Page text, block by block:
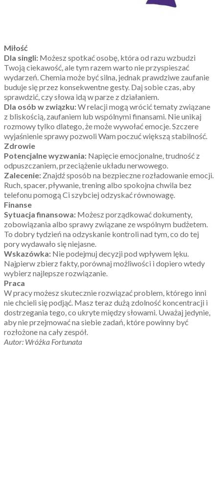
Miłość
Dla singli: Możesz spotkać osobę, która od razu wzbudzi
Twoją ciekawość, ale tym razem warto nie przyspieszać
wydarzeń. Chemia może być silna, jednak prawdziwe zaufanie
buduje się przez konsekwentne gesty. Daj sobie czas, aby
sprawdzić, czy słowa idą w parze z działaniem.
Dla osób w związku:W relacji mogą wrócić tematy związane
z bliskością, zaufaniem lub wspólnymi finansami. Nie unikaj
rozmowy tylko dlatego, że może wywołać emocje. Szczere
wyjaśnienie sprawy pozwoli Wam poczuć większą stabilność.
Zdrowie
Potencjalne wyzwania: Napięcie emocjonalne, trudność z
odpuszczaniem, przeciążenie układu nerwowego.
Zalecenie: Znajdź sposób na bezpieczne rozładowanie emocji.
Ruch, spacer, pływanie, trening albo spokojna chwila bez
telefonu pomogą Ci szybciej odzyskać równowagę.
Finanse
Sytuacja finansowa: Możesz porządkować dokumenty,
zobowiązania albo sprawy związane ze wspólnym budżetem.
To dobry tydzień na odzyskanie kontroli nad tym, co do tej
pory wydawało się niejasne.
Wskazówka: Nie podejmuj decyzji pod wpływem lęku.
Najpierw zbierz fakty, porównaj możliwości i dopiero wtedy
wybierz najlepsze rozwiązanie.
Praca
W pracy możesz skutecznie rozwiązać problem, którego inni
nie chcieli się podjąć. Masz teraz dużą zdolność koncentracji i
dostrzegania tego, co ukryte między słowami. Uważaj jedynie,
aby nie przejmować na siebie zadań, które powinny być
rozłożone na cały zespół.
Autor: Wróżka Fortunata